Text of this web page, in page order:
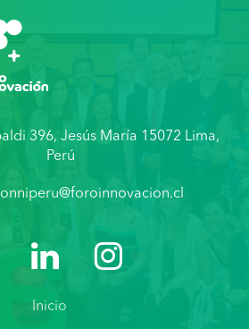
396, Jesús María 15072 Lima,
Perú
Inicio